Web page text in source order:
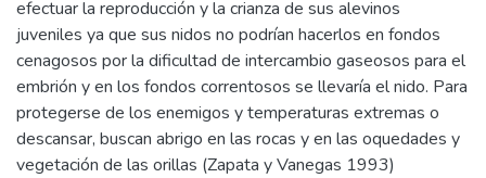
efectuar la reproducción y la crianza de sus alevinos
juveniles ya que sus nidos no podrían hacerlos en fondos
cenagosos por la dificultad de intercambio gaseosos para el
embrión y en los fondos correntosos se llevaría el nido. Para
protegerse de los enemigos y temperaturas extremas o
descansar, buscan abrigo en las rocas y en las oquedades y
vegetación de las orillas (Zapata y Vanegas 1993)